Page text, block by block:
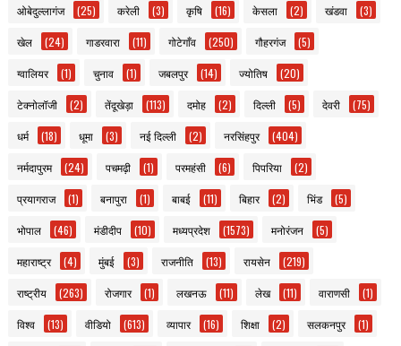
ओबेदुल्लागंज (25) करेली (3) कृषि (16) केसला (2) खंडवा (3)
खेल (24) गाडरवारा (11) गोटेगाँव (250) गौहरगंज (5)
ग्वालियर (1) चुनाव (1) जबलपुर (14) ज्योतिष (20)
टेक्नोलॉजी (2) तेंदूखेड़ा (113) दमोह (2) दिल्ली (5) देवरी (75)
धर्म (18) धूमा (3) नई दिल्ली (2) नरसिंहपुर (404)
नर्मदापुरम (24) पचमढ़ी (1) परमहंसी (6) पिपरिया (2)
प्रयागराज (1) बनापुरा (1) बाबई (11) बिहार (2) भिंड (5)
भोपाल (46) मंडीदीप (10) मध्यप्रदेश (1573) मनोरंजन (5)
महाराष्ट्र (4) मुंबई (3) राजनीति (13) रायसेन (219)
राष्ट्रीय (263) रोजगार (1) लखनऊ (11) लेख (11) वाराणसी (1)
विश्व (13) वीडियो (613) व्यापार (16) शिक्षा (2) सलकनपुर (1)